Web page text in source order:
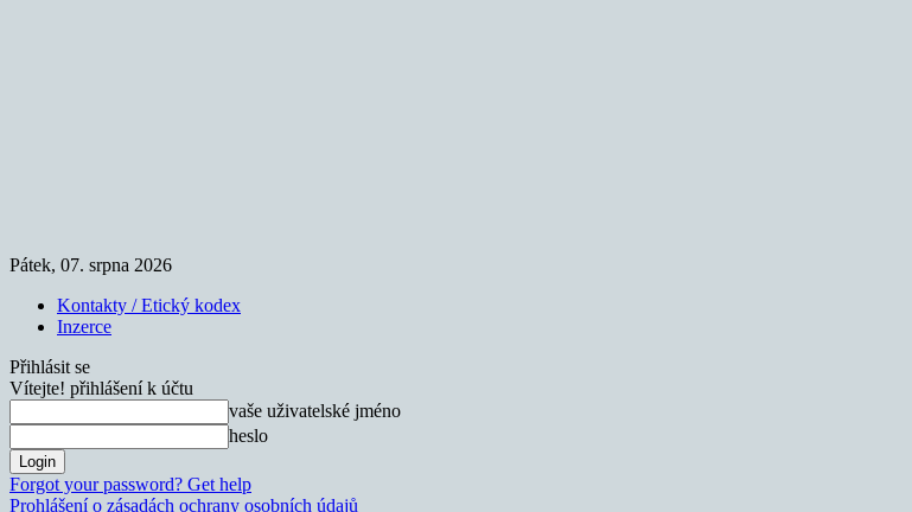
Pátek, 07. srpna 2026
Kontakty / Etický kodex
Inzerce
Přihlásit se
Vítejte! přihlášení k účtu
vaše uživatelské jméno
heslo
Forgot your password? Get help
Prohlášení o zásadách ochrany osobních údajů